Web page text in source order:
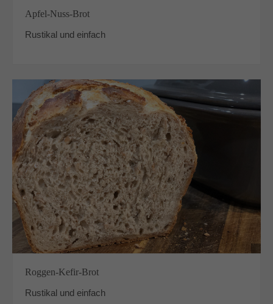
Apfel-Nuss-Brot
Rustikal und einfach
Roggen-Kefir-Brot
Rustikal und einfach